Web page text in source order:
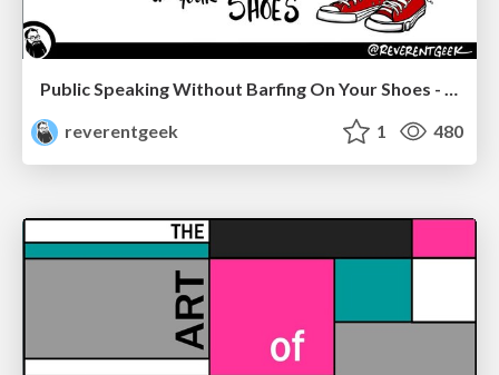
Public Speaking Without Barfing On Your Shoes - THAT 2023
reverentgeek
1 480